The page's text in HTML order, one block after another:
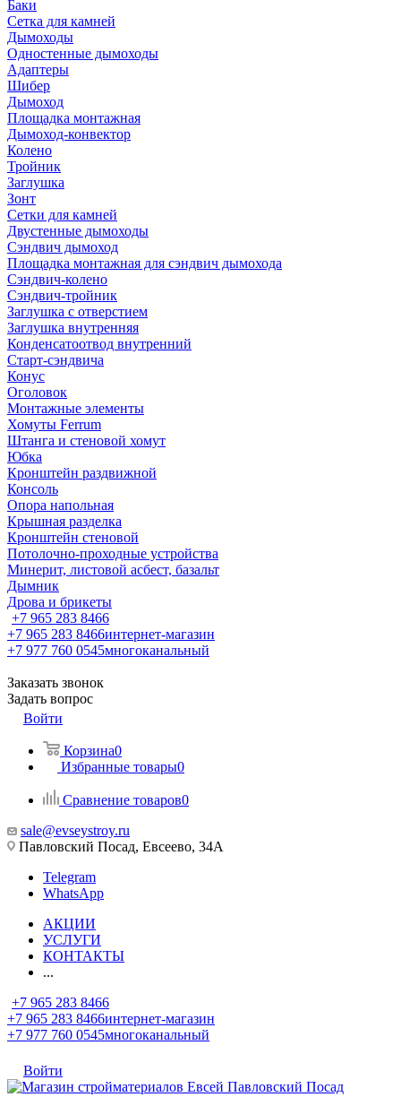
Баки
Сетка для камней
Дымоходы
Одностенные дымоходы
Адаптеры
Шибер
Дымоход
Площадка монтажная
Дымоход-конвектор
Колено
Тройник
Заглушка
Зонт
Сетки для камней
Двустенные дымоходы
Сэндвич дымоход
Площадка монтажная для сэндвич дымохода
Сэндвич-колено
Сэндвич-тройник
Заглушка с отверстием
Заглушка внутренняя
Конденсатоотвод внутренний
Старт-сэндвича
Конус
Оголовок
Монтажные элементы
Хомуты Ferrum
Штанга и стеновой хомут
Юбка
Кронштейн раздвижной
Консоль
Опора напольная
Крышная разделка
Кронштейн стеновой
Потолочно-проходные устройства
Минерит, листовой асбест, базальт
Дымник
Дрова и брикеты
+7 965 283 8466
+7 965 283 8466интернет-магазин
+7 977 760 0545многоканальный
Заказать звонок
Задать вопрос
Войти
Корзина0
Избранные товары0
Сравнение товаров0
sale@evseystroy.ru
Павловский Посад, Евсеево, 34А
Telegram
WhatsApp
АКЦИИ
УСЛУГИ
КОНТАКТЫ
...
+7 965 283 8466
+7 965 283 8466интернет-магазин
+7 977 760 0545многоканальный
Войти